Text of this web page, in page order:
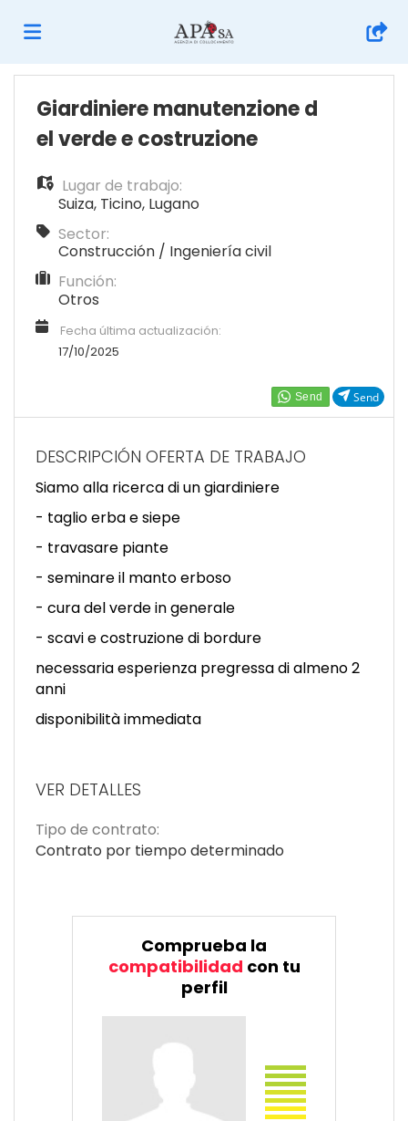
Home
de
trabajo
CV
Acceso
Idioma
EN
IT
DE
ES
PT
Send
Giardiniere manutenzione d
el verde e costruzione
Lugar de trabajo:
Suiza, Ticino, Lugano
Sector:
Construcción / Ingeniería civil
Función:
Otros
Fecha última actualización:
17/10/2025
DESCRIPCIÓN OFERTA DE TRABAJO
Siamo alla ricerca di un giardiniere
- taglio erba e siepe
- travasare piante
- seminare il manto erboso
- cura del verde in generale
- scavi e costruzione di bordure
necessaria esperienza pregressa di almeno 2
anni
disponibilità immediata
VER DETALLES
Tipo de contrato:
Contrato por tiempo determinado
Comprueba la
compatibilidad con tu
perfil